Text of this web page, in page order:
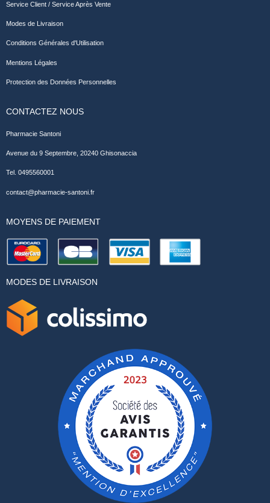
Service Client / Service Après Vente
Modes de Livraison
Conditions Générales d'Utilisation
Mentions Légales
Protection des Données Personnelles
CONTACTEZ NOUS
Pharmacie Santoni
Avenue du 9 Septembre, 20240 Ghisonaccia
Tel. 0495560001
contact@pharmacie-santoni.fr
MOYENS DE PAIEMENT
MODES DE LIVRAISON